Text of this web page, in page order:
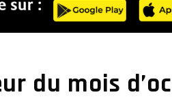
du mois